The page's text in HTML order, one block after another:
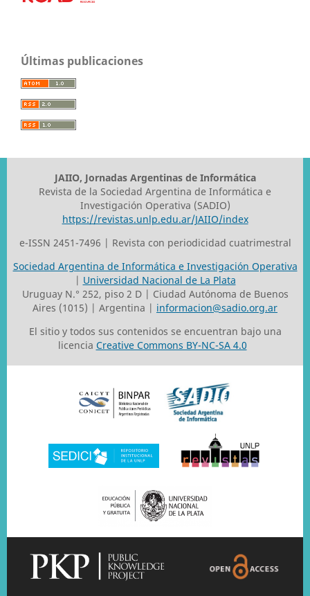
Últimas publicaciones
JAIIO, Jornadas Argentinas de Informática
Revista de la Sociedad Argentina de Informática e
Investigación Operativa (SADIO)
https://revistas.unlp.edu.ar/JAIIO/index
e-ISSN 2451-7496 | Revista con periodicidad cuatrimestral
Sociedad Argentina de Informática e Investigación Operativa
| Universidad Nacional de La Plata
Uruguay N.° 252, piso 2 D | Ciudad Autónoma de Buenos
Aires (1015) | Argentina | informacion@sadio.org.ar
El sitio y todos sus contenidos se encuentran bajo una
licencia Creative Commons BY-NC-SA 4.0